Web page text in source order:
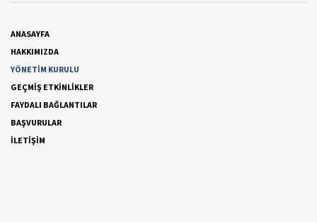
ANASAYFA
HAKKIMIZDA
YÖNETİM KURULU
GEÇMİŞ ETKİNLİKLER
FAYDALI BAĞLANTILAR
BAŞVURULAR
İLETİŞİM